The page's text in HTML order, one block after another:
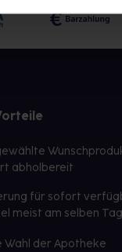
abholbereit
für sofort
meist am selben
Wahl der Apotheke